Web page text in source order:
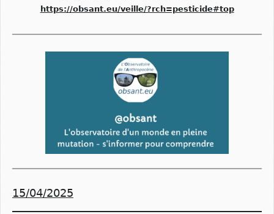
https://obsant.eu/veille/?rch=pesticide#top
15/04/2025